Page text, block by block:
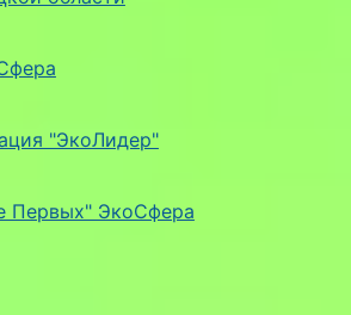
"ЭкоЛидер"
ЭкоСфера